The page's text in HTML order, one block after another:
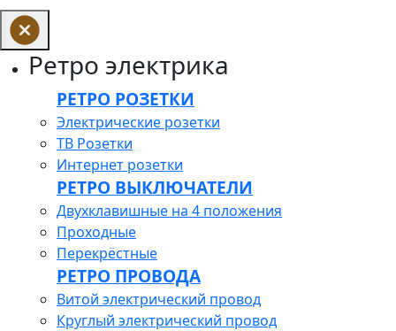
Ретро электрика
РЕТРО РОЗЕТКИ
Электрические розетки
ТВ Розетки
Интернет розетки
РЕТРО ВЫКЛЮЧАТЕЛИ
Двухклавишные на 4 положения
Проходные
Перекрёстные
РЕТРО ПРОВОДА
Витой электрический провод
Круглый электрический провод